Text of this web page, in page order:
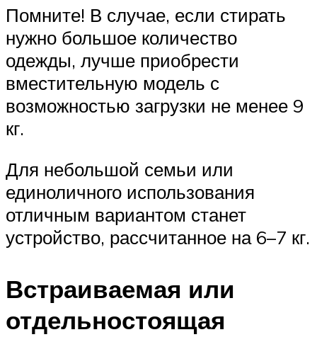
Помните! В случае, если стирать
нужно большое количество
одежды, лучше приобрести
вместительную модель с
возможностью загрузки не менее 9
кг.
Для небольшой семьи или
единоличного использования
отличным вариантом станет
устройство, рассчитанное на 6–7 кг.
Встраиваемая или
отдельностоящая